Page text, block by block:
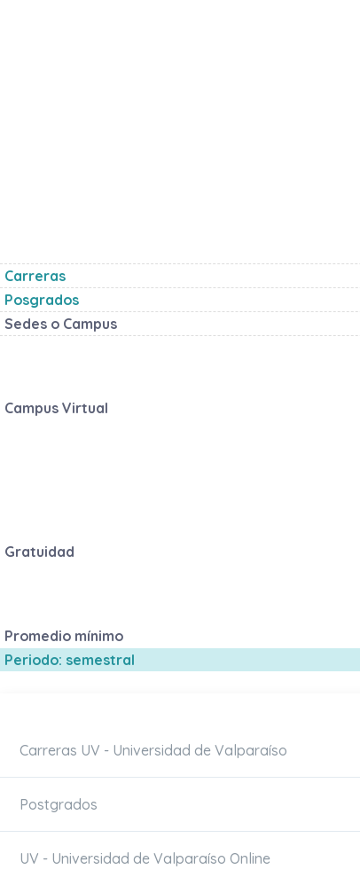
Carreras
Posgrados
Sedes o Campus
Campus Virtual
Gratuidad
Promedio mínimo
Periodo: semestral
Carreras UV - Universidad de Valparaíso
Postgrados
UV - Universidad de Valparaíso Online